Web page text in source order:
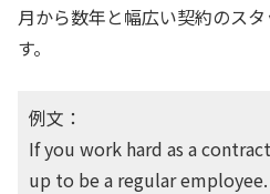
月から数年と幅広い契約のス
す。
例文：
If you work hard as a
up to be a regular employee.